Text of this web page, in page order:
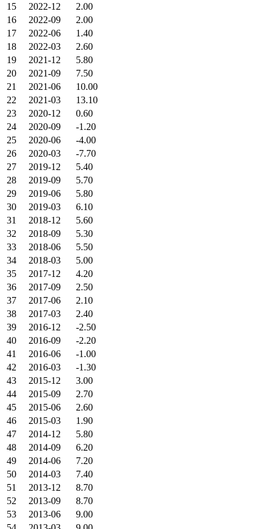
15
2022-12
2.00
16
2022-09
2.00
17
2022-06
1.40
18
2022-03
2.60
19
2021-12
5.80
20
2021-09
7.50
21
2021-06
10.00
22
2021-03
13.10
23
2020-12
0.60
24
2020-09
-1.20
25
2020-06
-4.00
26
2020-03
-7.70
27
2019-12
5.40
28
2019-09
5.70
29
2019-06
5.80
30
2019-03
6.10
31
2018-12
5.60
32
2018-09
5.30
33
2018-06
5.50
34
2018-03
5.00
35
2017-12
4.20
36
2017-09
2.50
37
2017-06
2.10
38
2017-03
2.40
39
2016-12
-2.50
40
2016-09
-2.20
41
2016-06
-1.00
42
2016-03
-1.30
43
2015-12
3.00
44
2015-09
2.70
45
2015-06
2.60
46
2015-03
1.90
47
2014-12
5.80
48
2014-09
6.20
49
2014-06
7.20
50
2014-03
7.40
51
2013-12
8.70
52
2013-09
8.70
53
2013-06
9.00